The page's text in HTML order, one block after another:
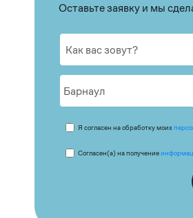
Оставьте заявку и мы
Я согласен на обработку моих
Согласен(а) на получение